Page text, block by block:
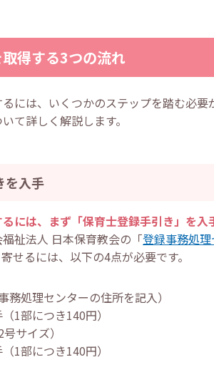
得する3つの流れ
には、いくつかのステップを踏む必要
て詳しく解説します。
を入手
には、まず「保育士登録手引き」を入
祉法人 日本保育教会の「登録事務処
せるには、以下の4点が必要です。
務処理センターの住所を記入）
1部につき140円）
サイズ）
1部につき140円）